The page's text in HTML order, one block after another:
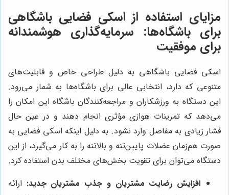
مزایای استفاده از اسکی فضایی باشگاهی
برای باشگاه‌ها: سرمایه‌گذاری هوشمندانه
برای موفقیت
اسکی فضایی باشگاهی به دلیل طراحی خاص و قابلیت‌های
متنوعی که دارد، انتخابی عالی برای باشگاه‌ها به شمار می‌رود.
این دستگاه به ورزشکاران و مراجعه‌کنندگان باشگاه این امکان را
می‌دهد که تمرینات هوازی مؤثری انجام دهند و در عین حال
فشار زیادی به مفاصل وارد نشود. به دلیل اینکه اسکی فضایی به
صورت هم‌زمان عضلات پایین‌تنه و بالاتنه را به کار می‌گیرد، از این
دستگاه می‌توان برای تقویت بخش‌های مختلف بدن استفاده کرد.
افزایش رضایت مشتریان و جذب مشتریان جدید: ارائه